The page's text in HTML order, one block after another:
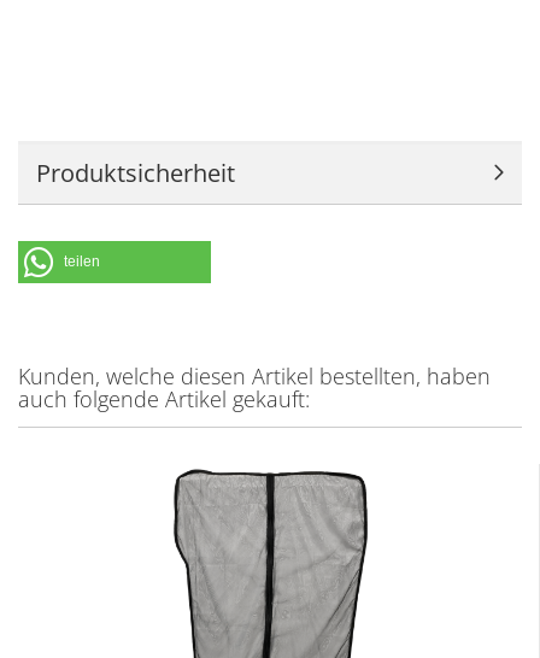
Produktsicherheit
teilen
Kunden, welche diesen Artikel bestellten, haben
auch folgende Artikel gekauft: